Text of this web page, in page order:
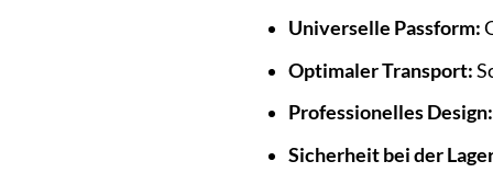
Universelle Passform:
Optimaler Transport:
Professionelles Design:
Sicherheit bei der